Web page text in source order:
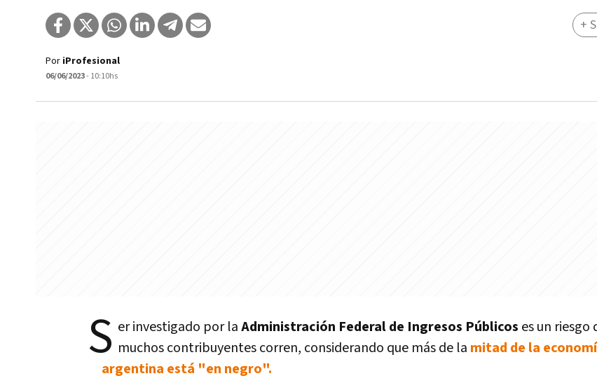
Por iProfesional
06/06/2023- 10:10hs
+
S er investigado por laAdministración Federal de Ingresos Públicos es un riesgo
muchos contribuyentes corren, considerando que más de la mitad de la
argentina está "en negro".